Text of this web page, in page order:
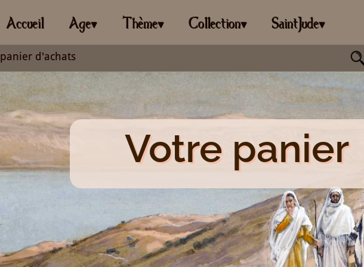
Accueil Age▾ Thème▾ Collection▾ SaintJude▾
d'achats
Votre panier